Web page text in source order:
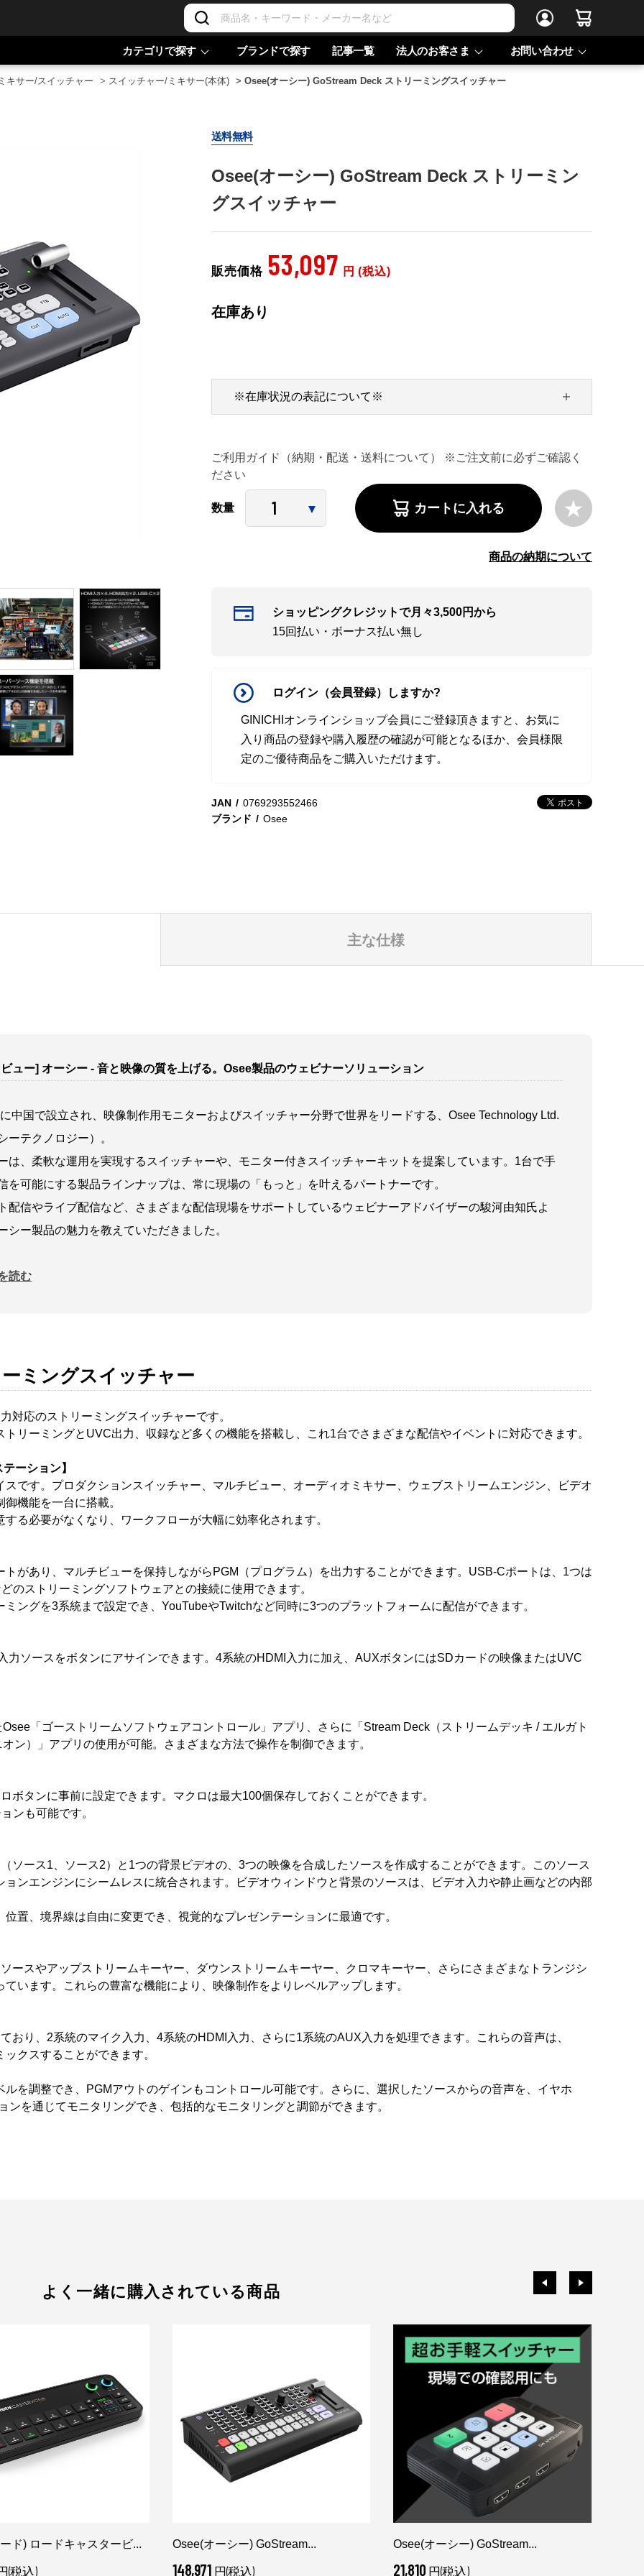
カテゴリで探す ブランドで探す 記事一覧 法人のお客さま お問い合わせ
キサー/スイッチャー > スイッチャー/ミキサー(本体) > Osee(オーシー) GoStream Deck ストリーミングスイッチャー
送料無料
Osee(オーシー) GoStream Deck ストリーミン
グスイッチャー
販売価格 53,097 円 (税込)
在庫あり
ご利用ガイド（納期・配送・送料について） ※ご注文前に必ずご確認く
ださい
※在庫状況の表記について※
数量 カートに入れる
商品の納期について
ショッピングクレジットで月々3,500円から
15回払い・ボーナス払い無し
ログイン（会員登録）しますか?
GINICHIオンラインショップ会員にご登録頂きますと、お気に
入り商品の登録や購入履歴の確認が可能となるほか、会員様限
定のご優待商品をご購入いただけます。
JAN
0769293552466
ブランド
Osee
主な仕様
ュー] オーシー - 音と映像の質を上げる。Osee製品のウェビナーソリューション
中国で設立され、映像制作用モニターおよびスイッチャー分野で世界をリードする、Osee Technology Ltd.
ーテクノロジー）。
は、柔軟な運用を実現するスイッチャーや、モニター付きスイッチャーキットを提案しています。1台で手
を可能にする製品ラインナップは、常に現場の「もっと」を叶えるパートナーです。
配信やライブ配信など、さまざまな配信現場をサポートしているウェビナーアドバイザーの駿河由知氏よ
シー製品の魅力を教えていただきました。
読む
ミングスイッチャー
対応のストリーミングスイッチャーです。
リーミングとUVC出力、収録など多くの機能を搭載し、これ1台でさまざまな配信やイベントに対応できます。
ーション】
です。プロダクションスイッチャー、マルチビュー、オーディオミキサー、ウェブストリームエンジン、ビデオ
機能を一台に搭載。
る必要がなくなり、ワークフローが大幅に効率化されます。
があり、マルチビューを保持しながらPGM（プログラム）を出力することができます。USB-Cポートは、1つは
のストリーミングソフトウェアとの接続に使用できます。
ングを3系統まで設定でき、YouTubeやTwitchなど同時に3つのプラットフォームに配信ができます。
ソースをボタンにアサインできます。4系統のHDMI入力に加え、AUXボタンにはSDカードの映像またはUVC
「ゴーストリームソフトウェアコントロール」アプリ、さらに「Stream Deck（ストリームデッキ / エルガト
ン）」アプリの使用が可能。さまざまな方法で操作を制御できます。
ボタンに事前に設定できます。マクロは最大100個保存しておくことができます。
ンも可能です。
ソース1、ソース2）と1つの背景ビデオの、3つの映像を合成したソースを作成することができます。このソース
ンエンジンにシームレスに統合されます。ビデオウィンドウと背景のソースは、ビデオ入力や静止画などの内部
置、境界線は自由に変更でき、視覚的なプレゼンテーションに最適です。
ースやアップストリームキーヤー、ダウンストリームキーヤー、クロマキーヤー、さらにさまざまなトランジシ
います。これらの豊富な機能により、映像制作をよりレベルアップします。
おり、2系統のマイク入力、4系統のHDMI入力、さらに1系統のAUX入力を処理できます。これらの音声は、
クスすることができます。
を調整でき、PGMアウトのゲインもコントロール可能です。さらに、選択したソースからの音声を、イヤホ
を通じてモニタリングでき、包括的なモニタリングと調節ができます。
よく一緒に購入されている商品
ド) ロードキャスタービ...
(税込)
Osee(オーシー) GoStream...
148,971 円(税込)
Osee(オーシー) GoStream...
21,810 円(税込)